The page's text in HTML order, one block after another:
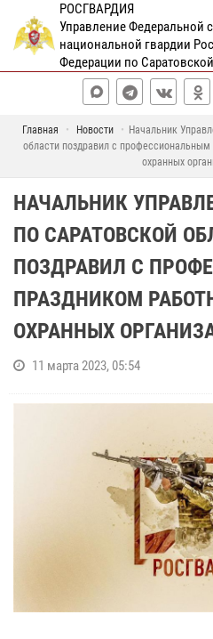
РОСГВАРДИЯ
Управление Федеральной
национальной гвардии
Федерации по
Главная Новости
Начальник
области поздравил с
охранных
НАЧАЛЬНИК
ПО САРАТОВСКОЙ
ПОЗДРАВИЛ С
ПРАЗДНИКОМ
ОХРАННЫХ
11 марта 2023, 05:54